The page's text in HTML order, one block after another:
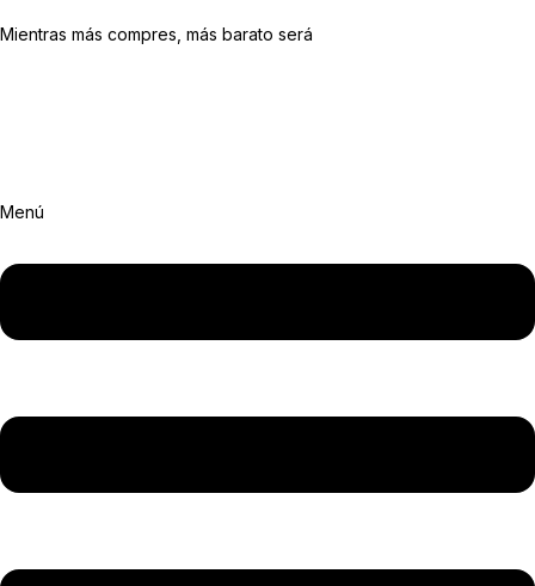
Mientras más compres, más barato será
Menú